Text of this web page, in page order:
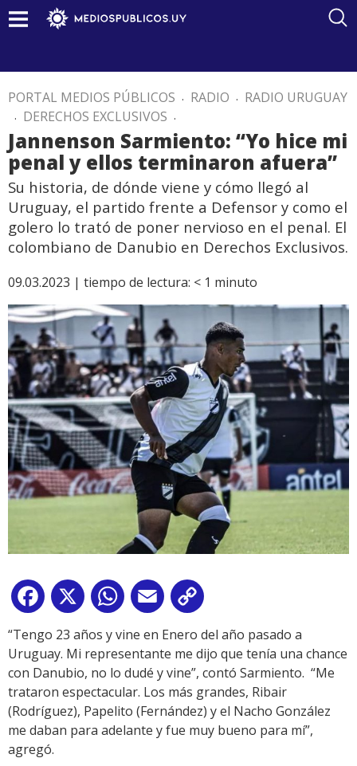
PORTAL MEDIOS PÚBLICOS . RADIO . RADIO URUGUAY
. DERECHOS EXCLUSIVOS .
Jannenson Sarmiento: “Yo hice mi
penal y ellos terminaron afuera”
Su historia, de dónde viene y cómo llegó al
Uruguay, el partido frente a Defensor y como el
golero lo trató de poner nervioso en el penal. El
colombiano de Danubio en Derechos Exclusivos.
09.03.2023 | tiempo de lectura: < 1 minuto
Facebook
X WhatsApp
Email
Link
“Tengo 23 años y vine en Enero del año pasado a
Uruguay. Mi representante me dijo que tenía una chance
con Danubio, no lo dudé y vine”, contó Sarmiento. “Me
trataron espectacular. Los más grandes, Ribair
(Rodríguez), Papelito (Fernández) y el Nacho González
me daban para adelante y fue muy bueno para mí”,
agregó.